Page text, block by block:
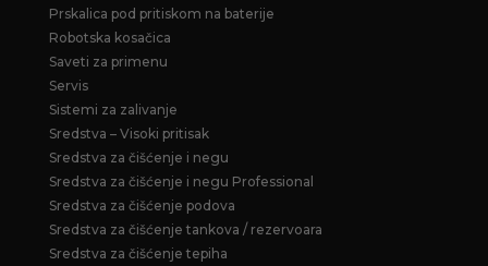
Prskalica pod pritiskom na baterije
Robotska kosačica
Saveti za primenu
Servis
Sistemi za zalivanje
Sredstva – Visoki pritisak
Sredstva za čišćenje i negu
Sredstva za čišćenje i negu Professional
Sredstva za čišćenje podova
Sredstva za čišćenje tankova / rezervoara
Sredstva za čišćenje tepiha